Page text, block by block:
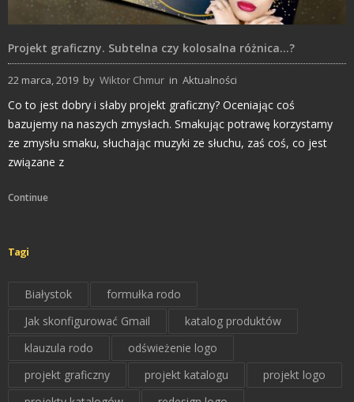
Projekt graficzny. Subtelna czy kolosalna różnica…?
22 marca, 2019 by Wiktor Chmur in Aktualności
Co to jest dobry i słaby projekt graficzny? Oceniając coś
bazujemy na naszych zmysłach. Smakując potrawę korzystamy
ze zmysłu smaku, słuchając muzyki ze słuchu, zaś coś, co jest
związane z
Continue
Tagi
Białystok
formułka rodo
Jak skonfigurować Gmail
katalog produktów
klauzula rodo
odświeżenie logo
projekt graficzny
projekt katalogu
projekt logo